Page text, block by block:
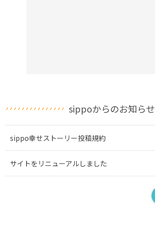
sippoからのお知らせ
sippo幸せストーリー投稿規約
サイトをリニューアルしました